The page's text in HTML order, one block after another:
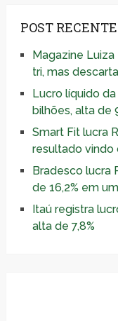
POST
Magazine
tri, mas
Lucro líquido
bilhões, alta de
Smart Fit lucra
resultado vindo
Bradesco lucra
de 16,2% em
Itaú registra
alta de 7,8%